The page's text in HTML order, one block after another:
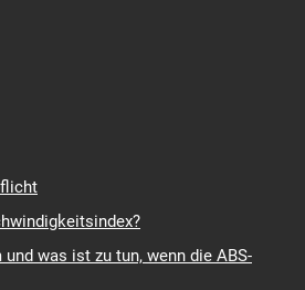
was ist zu tun, wenn die ABS-